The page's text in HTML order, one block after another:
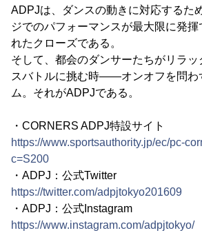
ADPJは、ダンスの動きに対応するた
ジでのパフォーマンスが最大限に発揮
れたクローズである。
そして、都会のダンサーたちがリラ
スバトルに挑む時――オンオフを問わ
ム。それがADPJである。
・CORNERS ADPJ特設サイト
https://www.sportsauthority.jp/ec/pc-
c=S200
・ADPJ：公式Twitter
https://twitter.com/adpjtokyo201609
・ADPJ：公式Instagram
https://www.instagram.com/adpjtokyo/